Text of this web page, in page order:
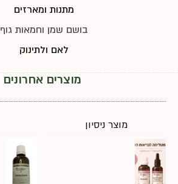
מתנות ומארזים
בושם שמן וחמאות גוף
לאם ולתינוק
מוצרים אחרונים
מוצר ניסיון